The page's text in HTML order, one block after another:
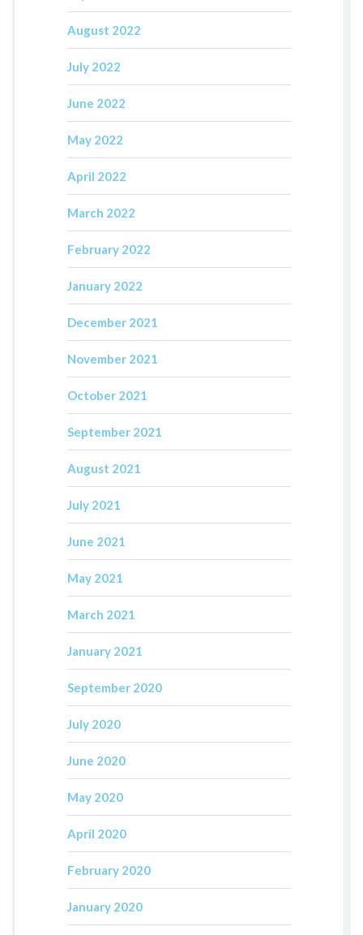
August 2022
July 2022
June 2022
May 2022
April 2022
March 2022
February 2022
January 2022
December 2021
November 2021
October 2021
September 2021
August 2021
July 2021
June 2021
May 2021
March 2021
January 2021
September 2020
July 2020
June 2020
May 2020
April 2020
February 2020
January 2020